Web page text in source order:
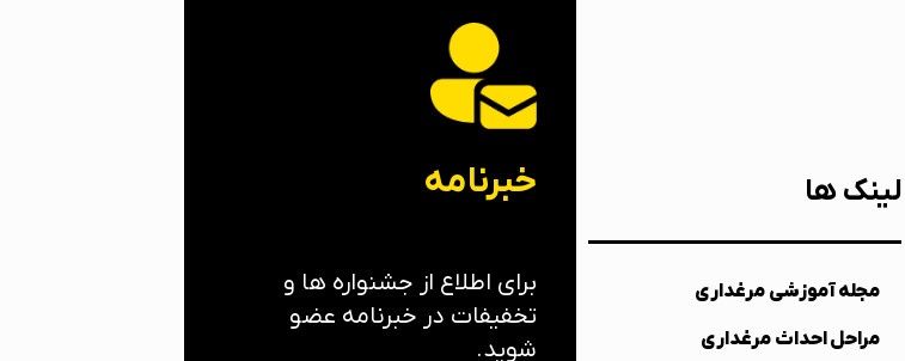
لینک ها
مجله آموزشی مرغداری
مراحل احداث مرغداری
خبرنامه
برای اطلاع از جشنواره ها و
تخفیفات در خبرنامه عضو
شوید.